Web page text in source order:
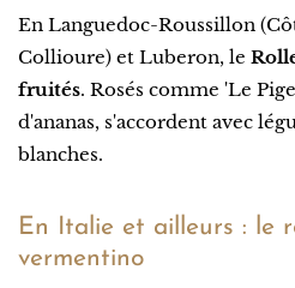
En Languedoc-Roussillon
Collioure) et Luberon, le
fruités. Rosés comme 'Le
d'ananas, s'accordent avec
blanches.
En Italie et ailleurs : le
vermentino